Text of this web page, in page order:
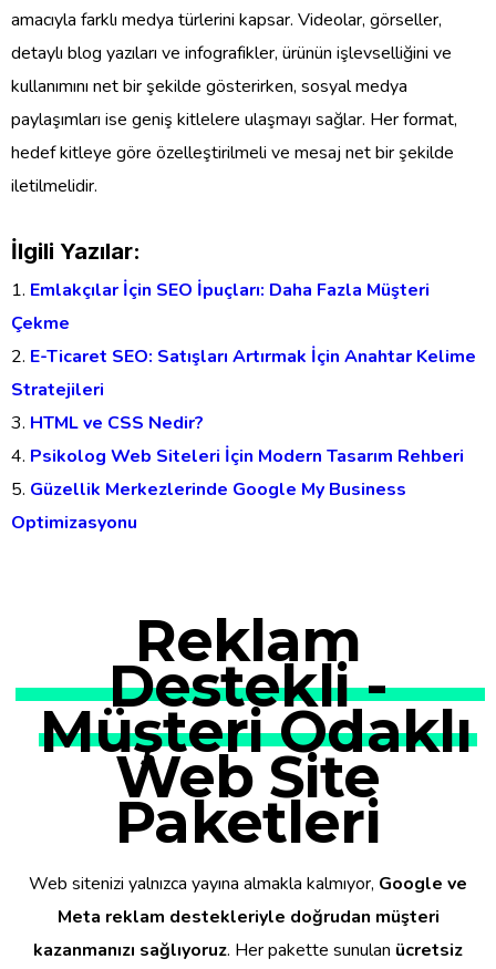
amacıyla farklı medya türlerini kapsar. Videolar, görseller,
detaylı blog yazıları ve infografikler, ürünün işlevselliğini ve
kullanımını net bir şekilde gösterirken, sosyal medya
paylaşımları ise geniş kitlelere ulaşmayı sağlar. Her format,
hedef kitleye göre özelleştirilmeli ve mesaj net bir şekilde
iletilmelidir.
İlgili Yazılar:
Emlakçılar İçin SEO İpuçları: Daha Fazla Müşteri
Çekme
E-Ticaret SEO: Satışları Artırmak İçin Anahtar Kelime
Stratejileri
HTML ve CSS Nedir?
Psikolog Web Siteleri İçin Modern Tasarım Rehberi
Güzellik Merkezlerinde Google My Business
Optimizasyonu
Reklam
Destekli -
Müşteri Odaklı
Web Site
Paketleri
Web sitenizi yalnızca yayına almakla kalmıyor, Google ve
Meta reklam destekleriyle doğrudan müşteri
kazanmanızı sağlıyoruz. Her pakette sunulan ücretsiz